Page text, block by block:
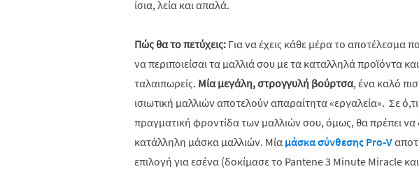
ίσια, λεία και απαλά.
Πώς θα το πετύχεις: Για να έχεις κάθε μέρα το αποτέλεσμα
να περιποιείσαι τα μαλλιά σου με τα καταλληλά προϊόντα
ταλαιπωρείς. Μία μεγάλη, στρογγυλή βούρτσα, ένα καλό
ισιωτική μαλλιών αποτελούν απαραίτητα «εργαλεία». Σε
πραγματική φροντίδα των μαλλιών σου, όμως, θα πρέπει
κατάλληλη μάσκα μαλλιών. Μία μάσκα σύνθεσης Pro-V
επιλογή για εσένα (δοκίμασε το Pantene 3 Minute Miracle